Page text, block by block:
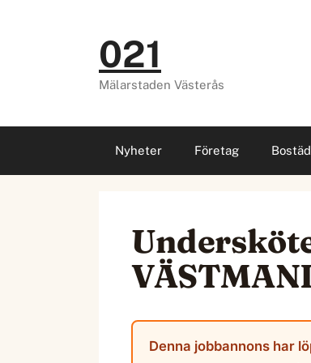
021
Mälarstaden Västerås
Nyheter Företag
Denna jobbannons har